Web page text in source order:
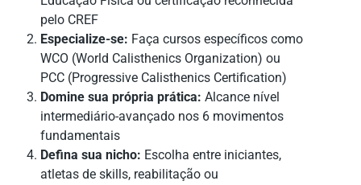
pelo CREF
Especialize-se: Faça cursos específicos como
WCO (World Calisthenics Organization) ou
PCC (Progressive Calisthenics Certification)
Domine sua própria prática: Alcance nível
intermediário-avançado nos 6 movimentos
fundamentais
Defina sua nicho: Escolha entre iniciantes,
atletas de skills, reabilitação ou